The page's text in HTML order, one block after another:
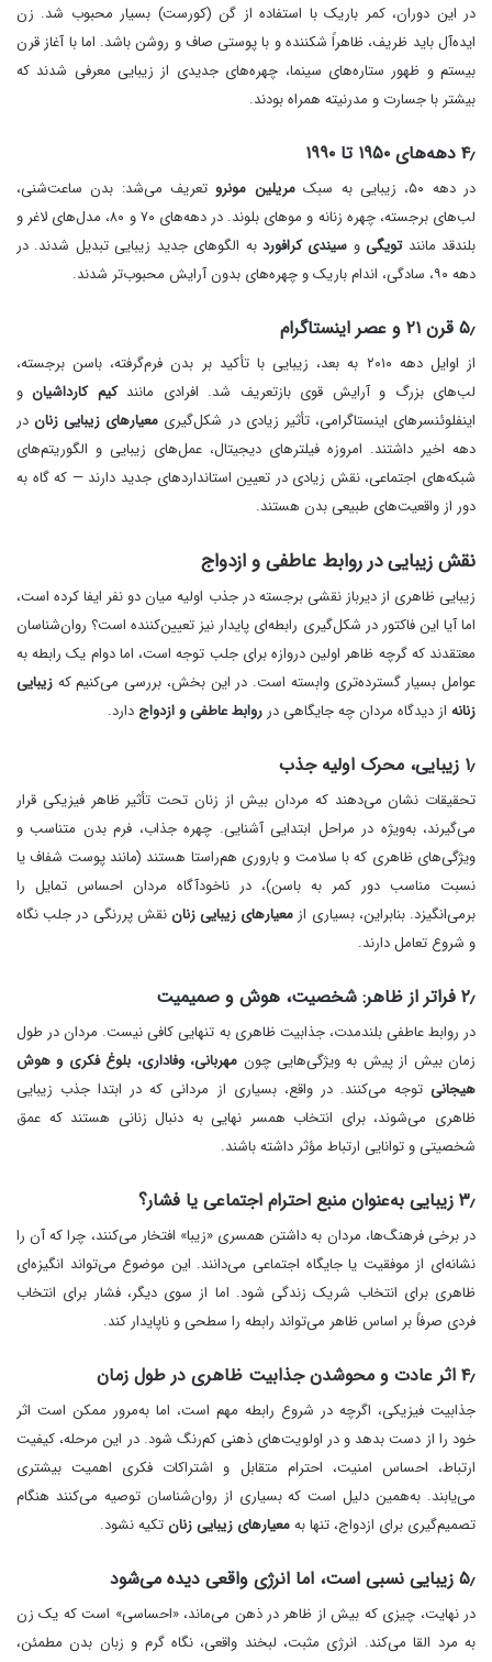
در این دوران، کمر باریک با استفاده از گن (کورست) بسیار محبوب شد. زن
ایده‌آل باید ظریف، ظاهراً شکننده و با پوستی صاف و روشن باشد. اما با آغاز قرن
بیستم و ظهور ستاره‌های سینما، چهره‌های جدیدی از زیبایی معرفی شدند که
بیشتر با جسارت و مدرنیته همراه بودند.
۴٫ دهه‌های ۱۹۵۰ تا ۱۹۹۰
در دهه ۵۰، زیبایی به سبک مریلین مونرو تعریف می‌شد: بدن ساعت‌شنی،
لب‌های برجسته، چهره زنانه و موهای بلوند. در دهه‌های ۷۰ و ۸۰، مدل‌های لاغر و
بلندقد مانندتویگی و سیندی کرافورد به الگوهای جدید زیبایی تبدیل شدند. در
دهه ۹۰، سادگی، اندام باریک و چهره‌های بدون آرایش محبوب‌تر شدند.
۵٫ قرن ۲۱ و عصر اینستاگرام
از اوایل دهه ۲۰۱۰ به بعد، زیبایی با تأکید بر بدن فرم‌گرفته، باسن برجسته،
لب‌های بزرگ و آرایش قوی بازتعریف شد. افرادی مانندکیم کارداشیانو
اینفلوئنسرهای اینستاگرامی، تأثیر زیادی در شکل‌گیری معیارهای زیبایی زناندر
دهه اخیر داشتند. امروزه فیلترهای دیجیتال، عمل‌های زیبایی و الگوریتم‌های
شبکه‌های اجتماعی، نقش زیادی در تعیین استانداردهای جدید دارند — که گاه به
دور از واقعیت‌های طبیعی بدن هستند.
نقش زیبایی در روابط عاطفی و ازدواج
زیبایی ظاهری از دیرباز نقشی برجسته در جذب اولیه میان دو نفر ایفا کرده است،
اما آیا این فاکتور در شکل‌گیری رابطه‌ای پایدار نیز تعیین‌کننده است؟ روان‌شناسان
معتقدند که گرچه ظاهر اولین دروازه برای جلب توجه است، اما دوام یک رابطه به
عوامل بسیار گسترده‌تری وابسته است. در این بخش، بررسی می‌کنیم که زیبایی
زنانه از دیدگاه مردان چه جایگاهی درروابط عاطفی و ازدواج دارد.
۱٫ زیبایی، محرک اولیه جذب
تحقیقات نشان می‌دهند که مردان بیش از زنان تحت تأثیر ظاهر فیزیکی قرار
می‌گیرند، به‌ویژه در مراحل ابتدایی آشنایی. چهره‌ جذاب، فرم بدن متناسب و
ویژگی‌های ظاهری که با سلامت و باروری هم‌راستا هستند (مانند پوست شفاف یا
نسبت مناسب دور کمر به باسن)، در ناخودآگاه مردان احساس تمایل را
برمی‌انگیزد. بنابراین، بسیاری ازمعیارهای زیبایی زناننقش پررنگی در جلب نگاه
و شروع تعامل دارند.
۲٫ فراتر از ظاهر: شخصیت، هوش و صمیمیت
در روابط عاطفی بلندمدت، جذابیت ظاهری به تنهایی کافی نیست. مردان در طول
زمان بیش از پیش به ویژگی‌هایی چون مهربانی، وفاداری، بلوغ فکری و هوش
هیجانی توجه می‌کنند. در واقع، بسیاری از مردانی که در ابتدا جذب زیبایی
ظاهری می‌شوند، برای انتخاب همسر نهایی به دنبال زنانی هستند که عمق
شخصیتی و توانایی ارتباط مؤثر داشته باشند.
۳٫ زیبایی به‌عنوان منبع احترام اجتماعی یا فشار؟
در برخی فرهنگ‌ها، مردان به داشتن همسری «زیبا» افتخار می‌کنند، چرا که آن را
نشانه‌ای از موفقیت یا جایگاه اجتماعی می‌دانند. این موضوع می‌تواند انگیزه‌ای
ظاهری برای انتخاب شریک زندگی شود. اما از سوی دیگر، فشار برای انتخاب
فردی صرفاً بر اساس ظاهر می‌تواند رابطه را سطحی و ناپایدار کند.
۴٫ اثر عادت و محوشدن جذابیت ظاهری در طول زمان
جذابیت فیزیکی، اگرچه در شروع رابطه مهم است، اما به‌مرور ممکن است اثر
خود را از دست بدهد و در اولویت‌های ذهنی کم‌رنگ شود. در این مرحله، کیفیت
ارتباط، احساس امنیت، احترام متقابل و اشتراکات فکری اهمیت بیشتری
می‌یابند. به‌همین دلیل است که بسیاری از روان‌شناسان توصیه می‌کنند هنگام
تصمیم‌گیری برای ازدواج، تنها بهمعیارهای زیبایی زنانتکیه نشود.
۵٫ زیبایی نسبی است، اما انرژی واقعی دیده می‌شود
در نهایت، چیزی که بیش از ظاهر در ذهن می‌ماند، «احساسی» است که یک زن
به مرد القا می‌کند. انرژی مثبت، لبخند واقعی، نگاه گرم و زبان بدن مطمئن،